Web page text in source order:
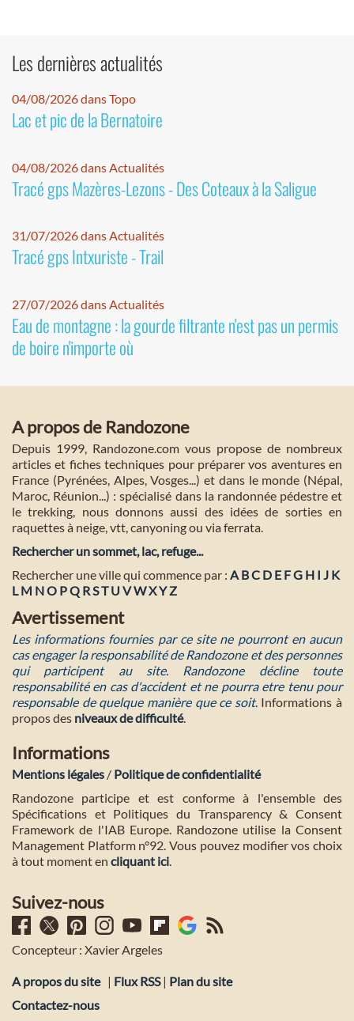
Les dernières actualités
04/08/2026 dans Topo
Lac et pic de la Bernatoire
04/08/2026 dans Actualités
Tracé gps Mazères-Lezons - Des Coteaux à la Saligue
31/07/2026 dans Actualités
Tracé gps Intxuriste - Trail
27/07/2026 dans Actualités
Eau de montagne : la gourde filtrante n'est pas un permis
de boire n'importe où
A propos de Randozone
Depuis 1999, Randozone.com vous propose de nombreux
articles et fiches techniques pour préparer vos aventures en
France (Pyrénées, Alpes, Vosges...) et dans le monde (Népal,
Maroc, Réunion...) : spécialisé dans la randonnée pédestre et
le trekking, nous donnons aussi des idées de sorties en
raquettes à neige, vtt, canyoning ou via ferrata.
Rechercher un sommet, lac, refuge...
Rechercher une ville qui commence par : A BC D E FG H I J K
L M NO PQ R ST U VWXY Z
Avertissement
Les informations fournies par ce site ne pourront en aucun
cas engager la responsabilité de Randozone et des personnes
qui participent au site. Randozone décline toute
responsabilité en cas d'accident et ne pourra etre tenu pour
responsable de quelque manière que ce soit. Informations à
propos des niveaux de difficulté.
Informations
Mentions légales / Politique de confidentialité
Randozone participe et est conforme à l'ensemble des
Spécifications et Politiques du Transparency & Consent
Framework de l'IAB Europe. Randozone utilise la Consent
Management Platform n°92. Vous pouvez modifier vos choix
à tout moment en cliquant ici
Suivez-nous
Concepteur : Xavier Argeles
A propos du site | Flux RSS| Plan du site
Contactez-nous